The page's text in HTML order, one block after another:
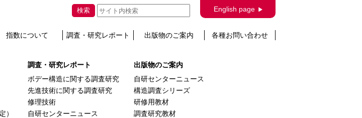
English page
指数について 調査・研究レポート 出版物のご案内 各種お問い合わせ
検索
Ｃｏｎｖｅｒｔｉｂｌｅ） URZ100系
）
調査・研究レポート
ボデー構造に関する調査研究
先進技術に関する調査研究
修理技術
自研センターニュース
出版物のご案内
自研センターニュース
構造調査シリーズ
研修用教材
調査研究教材